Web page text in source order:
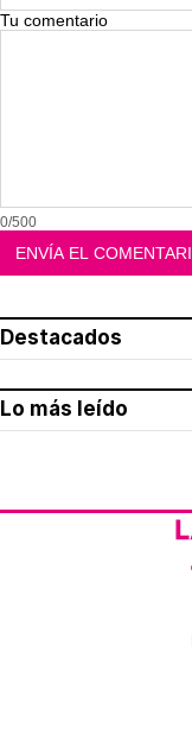
Tu comentario
0/500
Destacados
Lo más leído